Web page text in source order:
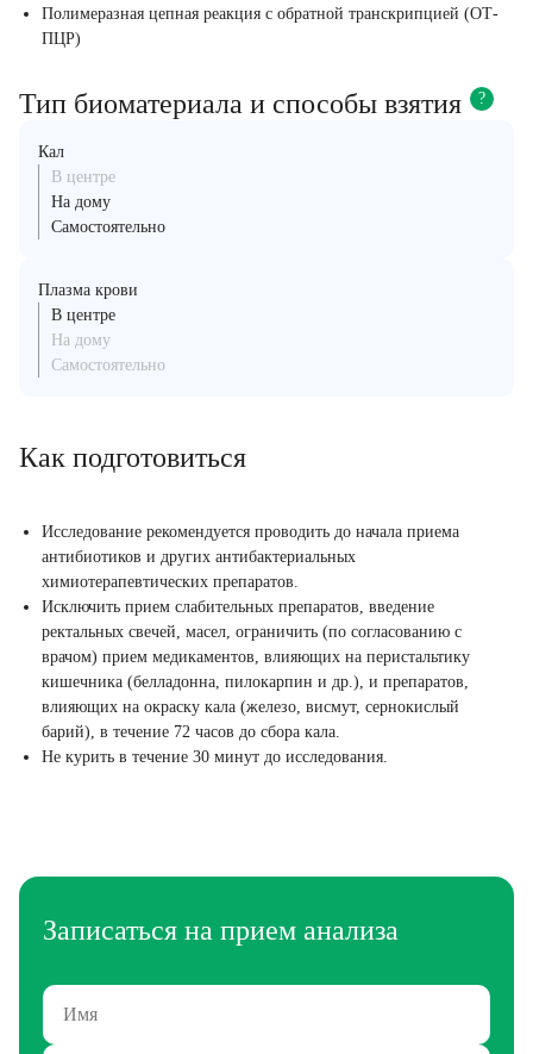
Полимеразная цепная реакция с обратной транскрипцией (ОТ-
ПЦР)
Тип биоматериала и способы взятия ?
Кал
В центре
На дому
Самостоятельно
Плазма крови
В центре
На дому
Самостоятельно
Как подготовиться
Исследование рекомендуется проводить до начала приема
антибиотиков и других антибактериальных
химиотерапевтических препаратов.
Исключить прием слабительных препаратов, введение
ректальных свечей, масел, ограничить (по согласованию с
врачом) прием медикаментов, влияющих на перистальтику
кишечника (белладонна, пилокарпин и др.), и препаратов,
влияющих на окраску кала (железо, висмут, сернокислый
барий), в течение 72 часов до сбора кала.
Не курить в течение 30 минут до исследования.
Записаться на прием анализа